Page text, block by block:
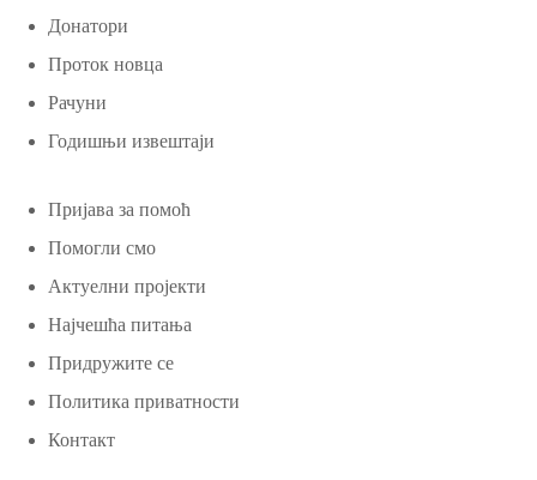
Донатори
Проток новца
Рачуни
Годишњи извештаји
Пријава за помоћ
Помогли смо
Актуелни пројекти
Најчешћа питања
Придружите се
Политика приватности
Контакт